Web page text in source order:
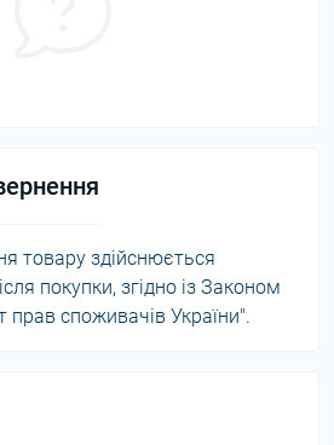
товару здійснюється
покупки, згідно із Законом
прав споживачів України".